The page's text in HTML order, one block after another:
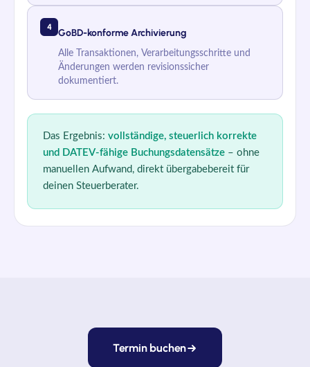
4 GoBD-konforme Archivierung
Alle Transaktionen, Verarbeitungsschritte und
Änderungen werden revisionssicher
dokumentiert.
Das Ergebnis: vollständige, steuerlich korrekte
und DATEV-fähige Buchungsdatensätze – ohne
manuellen Aufwand, direkt übergabebereit für
deinen Steuerberater.
Termin buchen